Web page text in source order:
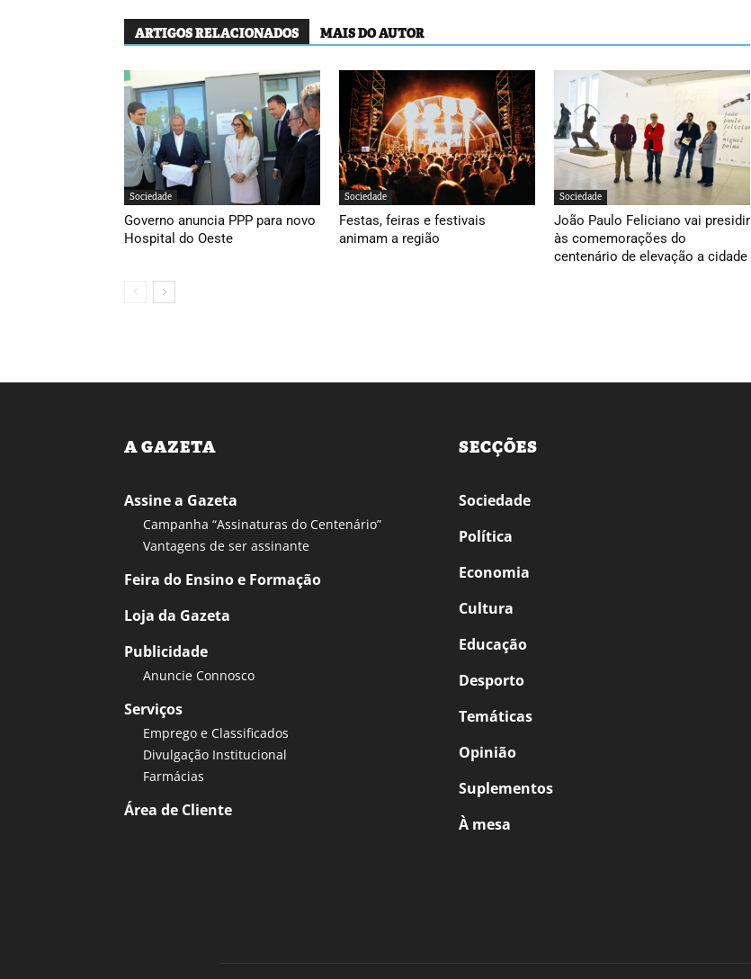
ARTIGOS RELACIONADOS MAIS DO AUTOR
Sociedade
Governo anuncia PPP para novo
Hospital do Oeste
Sociedade
Festas, feiras e festivais
animam a região
Sociedade
João Paulo Feliciano vai presidir
às comemorações do
centenário de elevação a cidade
A GAZETA
Assine a Gazeta
Campanha “Assinaturas do Centenário”
Vantagens de ser assinante
Feira do Ensino e Formação
Loja da Gazeta
Publicidade
Anuncie Connosco
Serviços
Emprego e Classificados
Divulgação Institucional
Farmácias
Área de Cliente
SECÇÕES
Sociedade
Política
Economia
Cultura
Educação
Desporto
Temáticas
Opinião
Suplementos
À mesa